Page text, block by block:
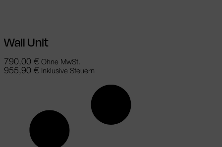
Wall Unit
790,00 € Ohne MwSt.
955,90 € Inklusive Steuern